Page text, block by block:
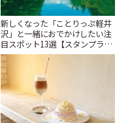
新しくなった「ことりっぷ軽井
沢」と一緒におでかけしたい注
目スポット13選【スタンプラリ
ー開催中】 | ことりっぷ